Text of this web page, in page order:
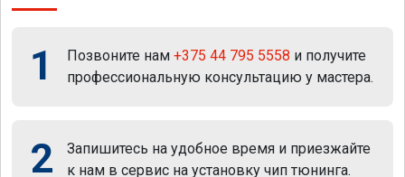
1 Позвоните нам +375 44 795 5558 и получите
профессиональную консультацию у мастера.
2
Запишитесь на удобное время и приезжайте
к нам в сервис на установку чип тюнинга.